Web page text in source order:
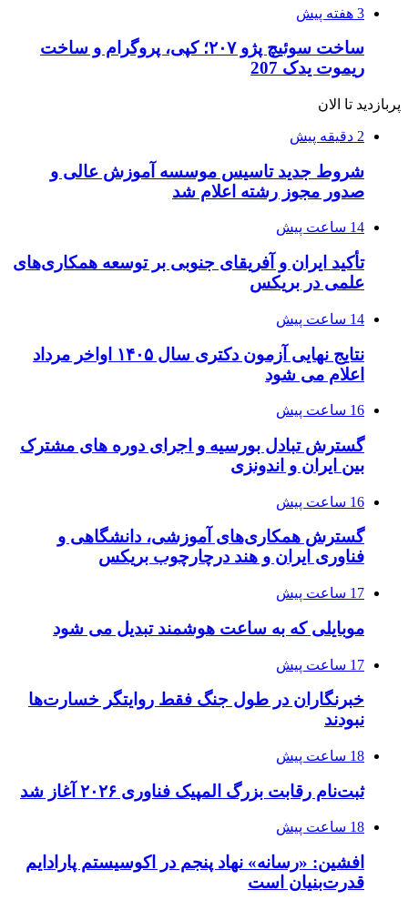
3 هفته پیش
ساخت سوئیچ پژو ۲۰۷؛ کپی، پروگرام و ساخت
ریموت یدک 207
پربازدید تا الان
2 دقیقه پیش
شروط جدید تاسیس موسسه آموزش عالی و
صدور مجوز رشته اعلام شد
14 ساعت پیش
تأکید ایران و آفریقای جنوبی بر توسعه همکاری‌های
علمی در بریکس
14 ساعت پیش
نتایج نهایی آزمون دکتری سال ۱۴۰۵ اواخر مرداد
اعلام می شود
16 ساعت پیش
گسترش تبادل بورسیه و اجرای دوره های مشترک
بین ایران و اندونزی
16 ساعت پیش
گسترش همکاری‌های آموزشی، دانشگاهی و
فناوری ایران و هند درچارچوب بریکس
17 ساعت پیش
موبایلی که به ساعت هوشمند تبدیل می شود
17 ساعت پیش
خبرنگاران در طول جنگ فقط روایتگر خسارت‌ها
نبودند
18 ساعت پیش
ثبت‌نام رقابت بزرگ المپیک فناوری ۲۰۲۶ آغاز شد
18 ساعت پیش
افشین: «رسانه» نهاد پنجم در اکوسیستم پارادایم
قدرت‌بنیان است